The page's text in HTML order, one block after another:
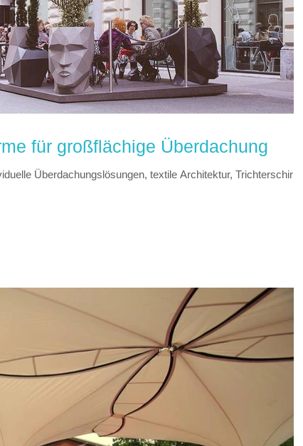
für großflächige Überdachung
Überdachungslösungen, textile Architektur, Trichterschirme